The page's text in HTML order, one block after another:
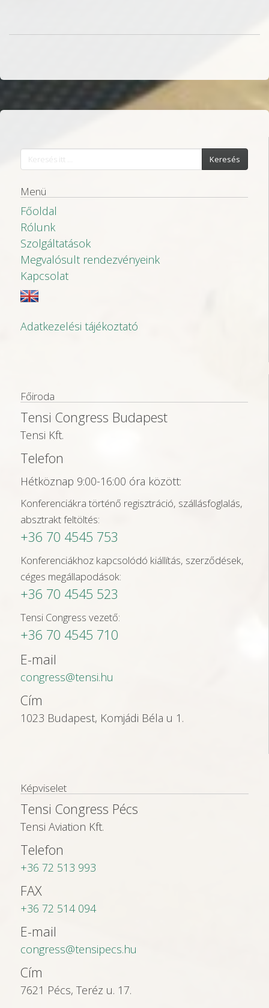
Keresés
Menü
Főoldal
Rólunk
Szolgáltatások
Megvalósult rendezvényeink
Kapcsolat
Adatkezelési tájékoztató
Főiroda
Tensi Congress Budapest
Tensi Kft.
Telefon
Hétköznap 9:00-16:00 óra között:
Konferenciákra történő regisztráció, szállásfoglalás,
absztrakt feltöltés:
+36 70 4545 753
Konferenciákhoz kapcsolódó kiállítás, szerződések,
céges megállapodások:
+36 70 4545 523
Tensi Congress vezető:
+36 70 4545 710
E-mail
congress@tensi.hu
Cím
1023 Budapest, Komjádi Béla u 1.
Képviselet
Tensi Congress Pécs
Tensi Aviation Kft.
Telefon
+36 72 513 993
FAX
+36 72 514 094
E-mail
congress@tensipecs.hu
Cím
7621 Pécs, Teréz u. 17.